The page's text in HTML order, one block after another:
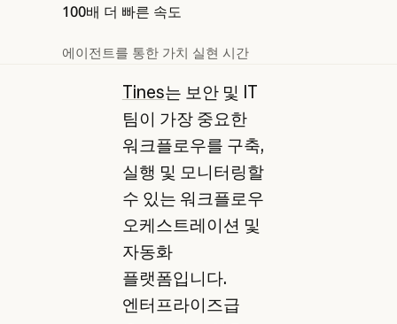
100배 더 빠른 속도
에이전트를 통한 가치 실현 시간
Tines는 보안 및 IT
팀이 가장 중요한
워크플로우를 구축,
실행 및 모니터링할
수 있는 워크플로우
오케스트레이션 및
자동화
플랫폼입니다.
엔터프라이즈급